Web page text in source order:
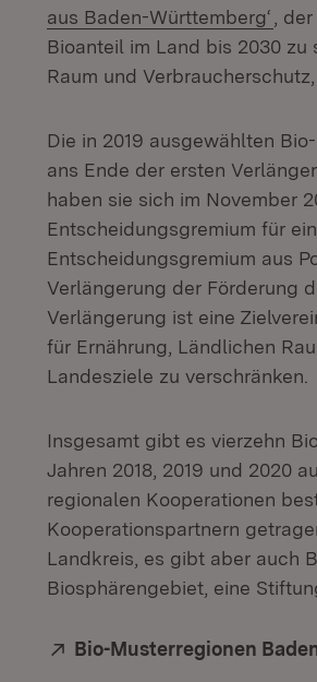
aus Baden-Württemberg‘
,
Bioanteil im Land bis 2030 zu
Raum und Verbraucherschutz,
Die in 2019 ausgewählten
ans Ende der ersten
haben sie sich im November
Entscheidungsgremium für
Entscheidungsgremium aus
Verlängerung der Förderung
Verlängerung ist eine
für Ernährung, Ländlichen
Landesziele zu verschränken.
Insgesamt gibt es vierzehn
Jahren 2018, 2019 und 2020
regionalen Kooperationen
Kooperationspartnern
Landkreis, es gibt aber auch
Biosphärengebiet, eine
Extern:
Bio-Musterregionen